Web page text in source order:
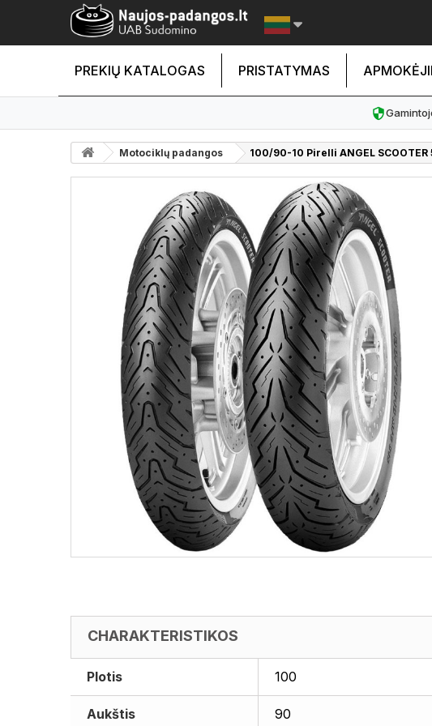
PREKIŲ KATALOGAS PRISTATYMAS
Motociklų padangos 100/90-10 Pirelli ANGEL SCOOTER
CHARAKTERISTIKOS
Plotis 100
Aukštis 90